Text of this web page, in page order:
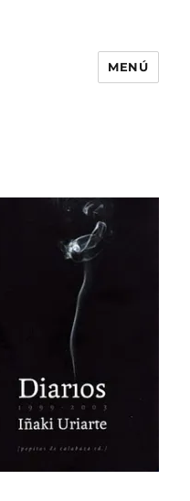
MENÚ